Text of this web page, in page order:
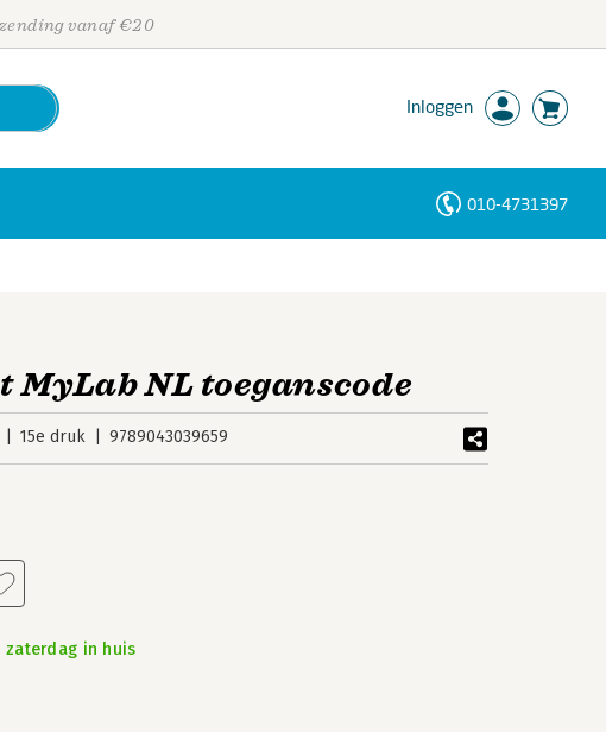
vanaf €20
Inloggen
010-4731397
MyLab NL toeganscode
15e druk 9789043039659
zaterdag in huis
Personen